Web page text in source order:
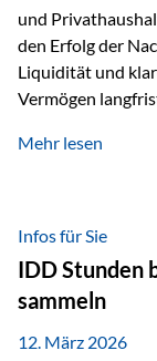
und
den Erfolg der
Liquidität und
Vermögen
„Erfolgsformel
Warum
Vermögen
Problemen
zwischen Erben
Mehr lesen
Infos für Sie
IDD Stunden
sammeln
12. März 2026